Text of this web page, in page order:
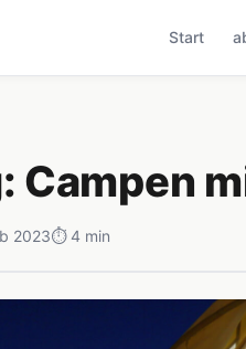
Start
Campen
2023⏱ 4 min